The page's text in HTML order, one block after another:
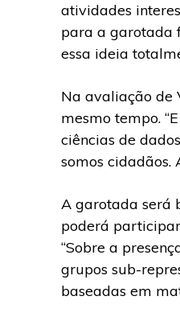
atividades
para a garotada
essa ideia
Na avaliação de
mesmo tempo.
ciências de
somos cidadãos.
A garotada será
poderá
“Sobre a
grupos sub-
baseadas em